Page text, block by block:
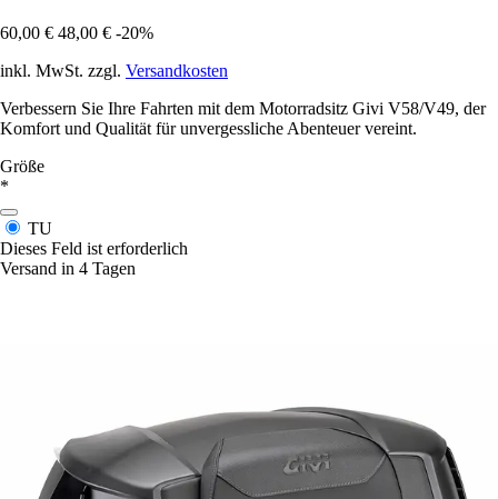
60,00 € 48,00 € -20%
inkl. MwSt. zzgl. Versandkosten
Verbessern Sie Ihre Fahrten mit dem Motorradsitz Givi V58/V49, der
Komfort und Qualität für unvergessliche Abenteuer vereint.
Größe
*
TU
Dieses Feld ist erforderlich
Versand in 4 Tagen